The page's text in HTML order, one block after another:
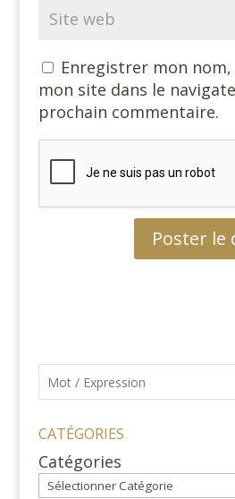
Enregistrer mon
mon site dans le
prochain commentaire.
CATÉGORIES
Catégories